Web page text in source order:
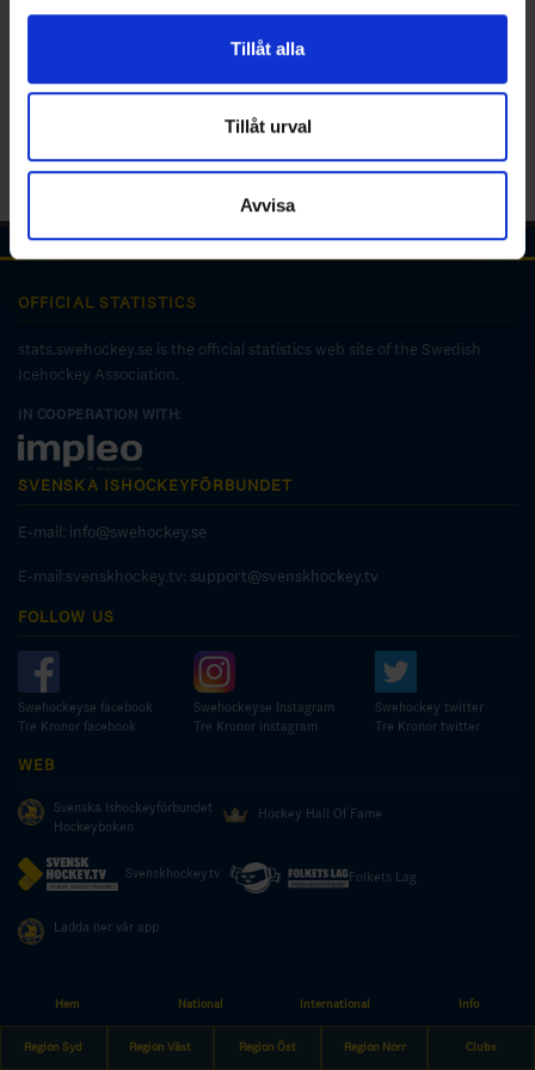
för sociala medier och analysera vår trafik. Vi
vidarebefordrar även sådana identifierare och annan
annons- och analysföretag som vi samarbetar med.
Dessa kan i sin tur kombinera informationen med annan
information som du har tillhandahållit eller som de har
samlat in när du har använt deras tjänster.
Tillåt alla
Tillåt urval
Avvisa
Hem National International Info
Region Syd Region Väst Region Öst Region Norr Clubs
OFFICIAL STATISTICS
stats.swehockey.se is the official statistics web site of the Swedish
Icehockey Association.
IN COOPERATION WITH:
SVENSKA ISHOCKEYFÖRBUNDET
E-mail: info@swehockey.se
E-mail:svenskhockey.tv: support@svenskhockey.tv
FOLLOW US
Swehockeyse facebook
Tre Kronor facebook
Swehockeyse Instagram
Tre Kronor instagram
Swehockey twitter
Tre Kronor twitter
WEB
Svenska Ishockeyförbundet
Hockeyboken
Hockey Hall Of Fame
Svenskhockey.tv Folkets Lag
Ladda ner vår app